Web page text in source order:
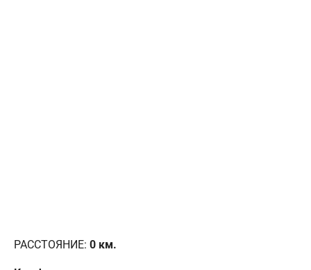
РАССТОЯНИЕ: 0 км.